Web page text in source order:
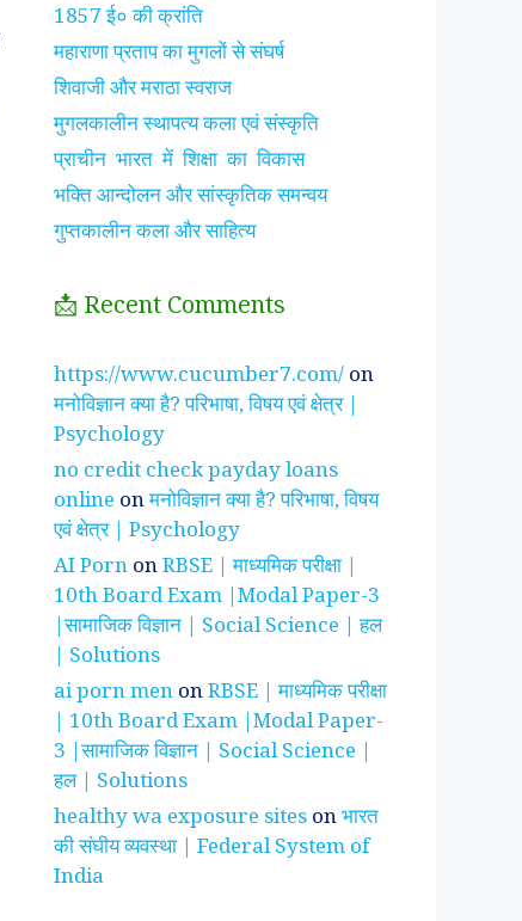
झाँसी की रानी के रहस्मयी
सुनीता विलियम्स ~
भारतीय मूल की अन्तरिक्ष
यात्री
1857 ई० की क्रांति
महाराणा प्रताप का मुगलों से संघर्ष
शिवाजी और मराठा स्वराज
मुगलकालीन स्थापत्य कला एवं संस्कृति
प्राचीन भारत में शिक्षा का विकास
भक्ति आन्दोलन और सांस्कृतिक समन्वय
गुप्तकालीन कला और साहित्य
📩 Recent Comments
https://www.cucumber7.com/ on
मनोविज्ञान क्या है? परिभाषा, विषय एवं क्षेत्र |
Psychology
no credit check payday loans
online onमनोविज्ञान क्या है? परिभाषा, विषय
एवं क्षेत्र | Psychology
AI Porn onRBSE | माध्यमिक परीक्षा |
10th Board Exam |Modal Paper-3
|सामाजिक विज्ञान | Social Science | हल
| Solutions
ai porn men onRBSE | माध्यमिक परीक्षा
| 10th Board Exam |Modal Paper-
3 |सामाजिक विज्ञान | Social Science |
हल | Solutions
healthy wa exposure sites onभारत
की संघीय व्यवस्था | Federal System of
India